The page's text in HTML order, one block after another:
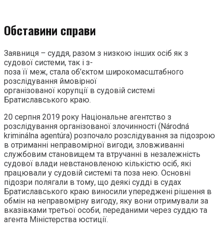
Обставини справи
Заявниця – суддя, разом з низкою інших осіб як з
судової системи, так і з-
поза її меж, стала об’єктом широкомасштабного
розслідування ймовірної
організованої корупції в судовій системі
Братиславського краю.
20 серпня 2019 року Національне агентство з
розслідування організованої злочинності (Národná
kriminálna agentúra) розпочало розслідування за підозрою
в отриманні неправомірної вигоди, зловживанні
службовим становищем та втручанні в незалежність
судової влади невстановленою кількістю осіб, які
працювали у судовій системі та поза нею. Основні
підозри полягали в тому, що деякі судді в судах
Братиславського краю виносили упереджені рішення в
обмін на неправомірну вигоду, яку вони отримували за
вказівками третьої особи, переданими через суддю та
агента Міністерства юстиції.